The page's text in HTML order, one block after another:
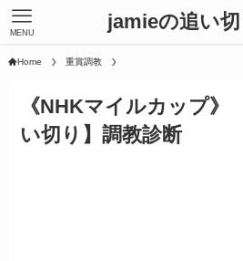
jamieの追い切
MENU
Home 重賞調教
《NHKマイルカップ
い切り】調教診断